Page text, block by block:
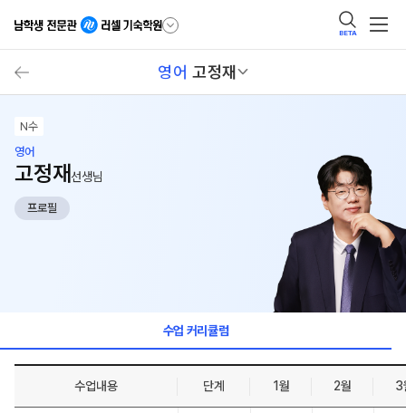
BETA
영어 고정재
N수
영어
고정재 선생님
프로필
수업 커리큘럼
수업내용 단계 1월 2월 3